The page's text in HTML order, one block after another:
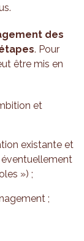
des
. Pour
être mis en
et
existante et
éventuellement
») ;
;